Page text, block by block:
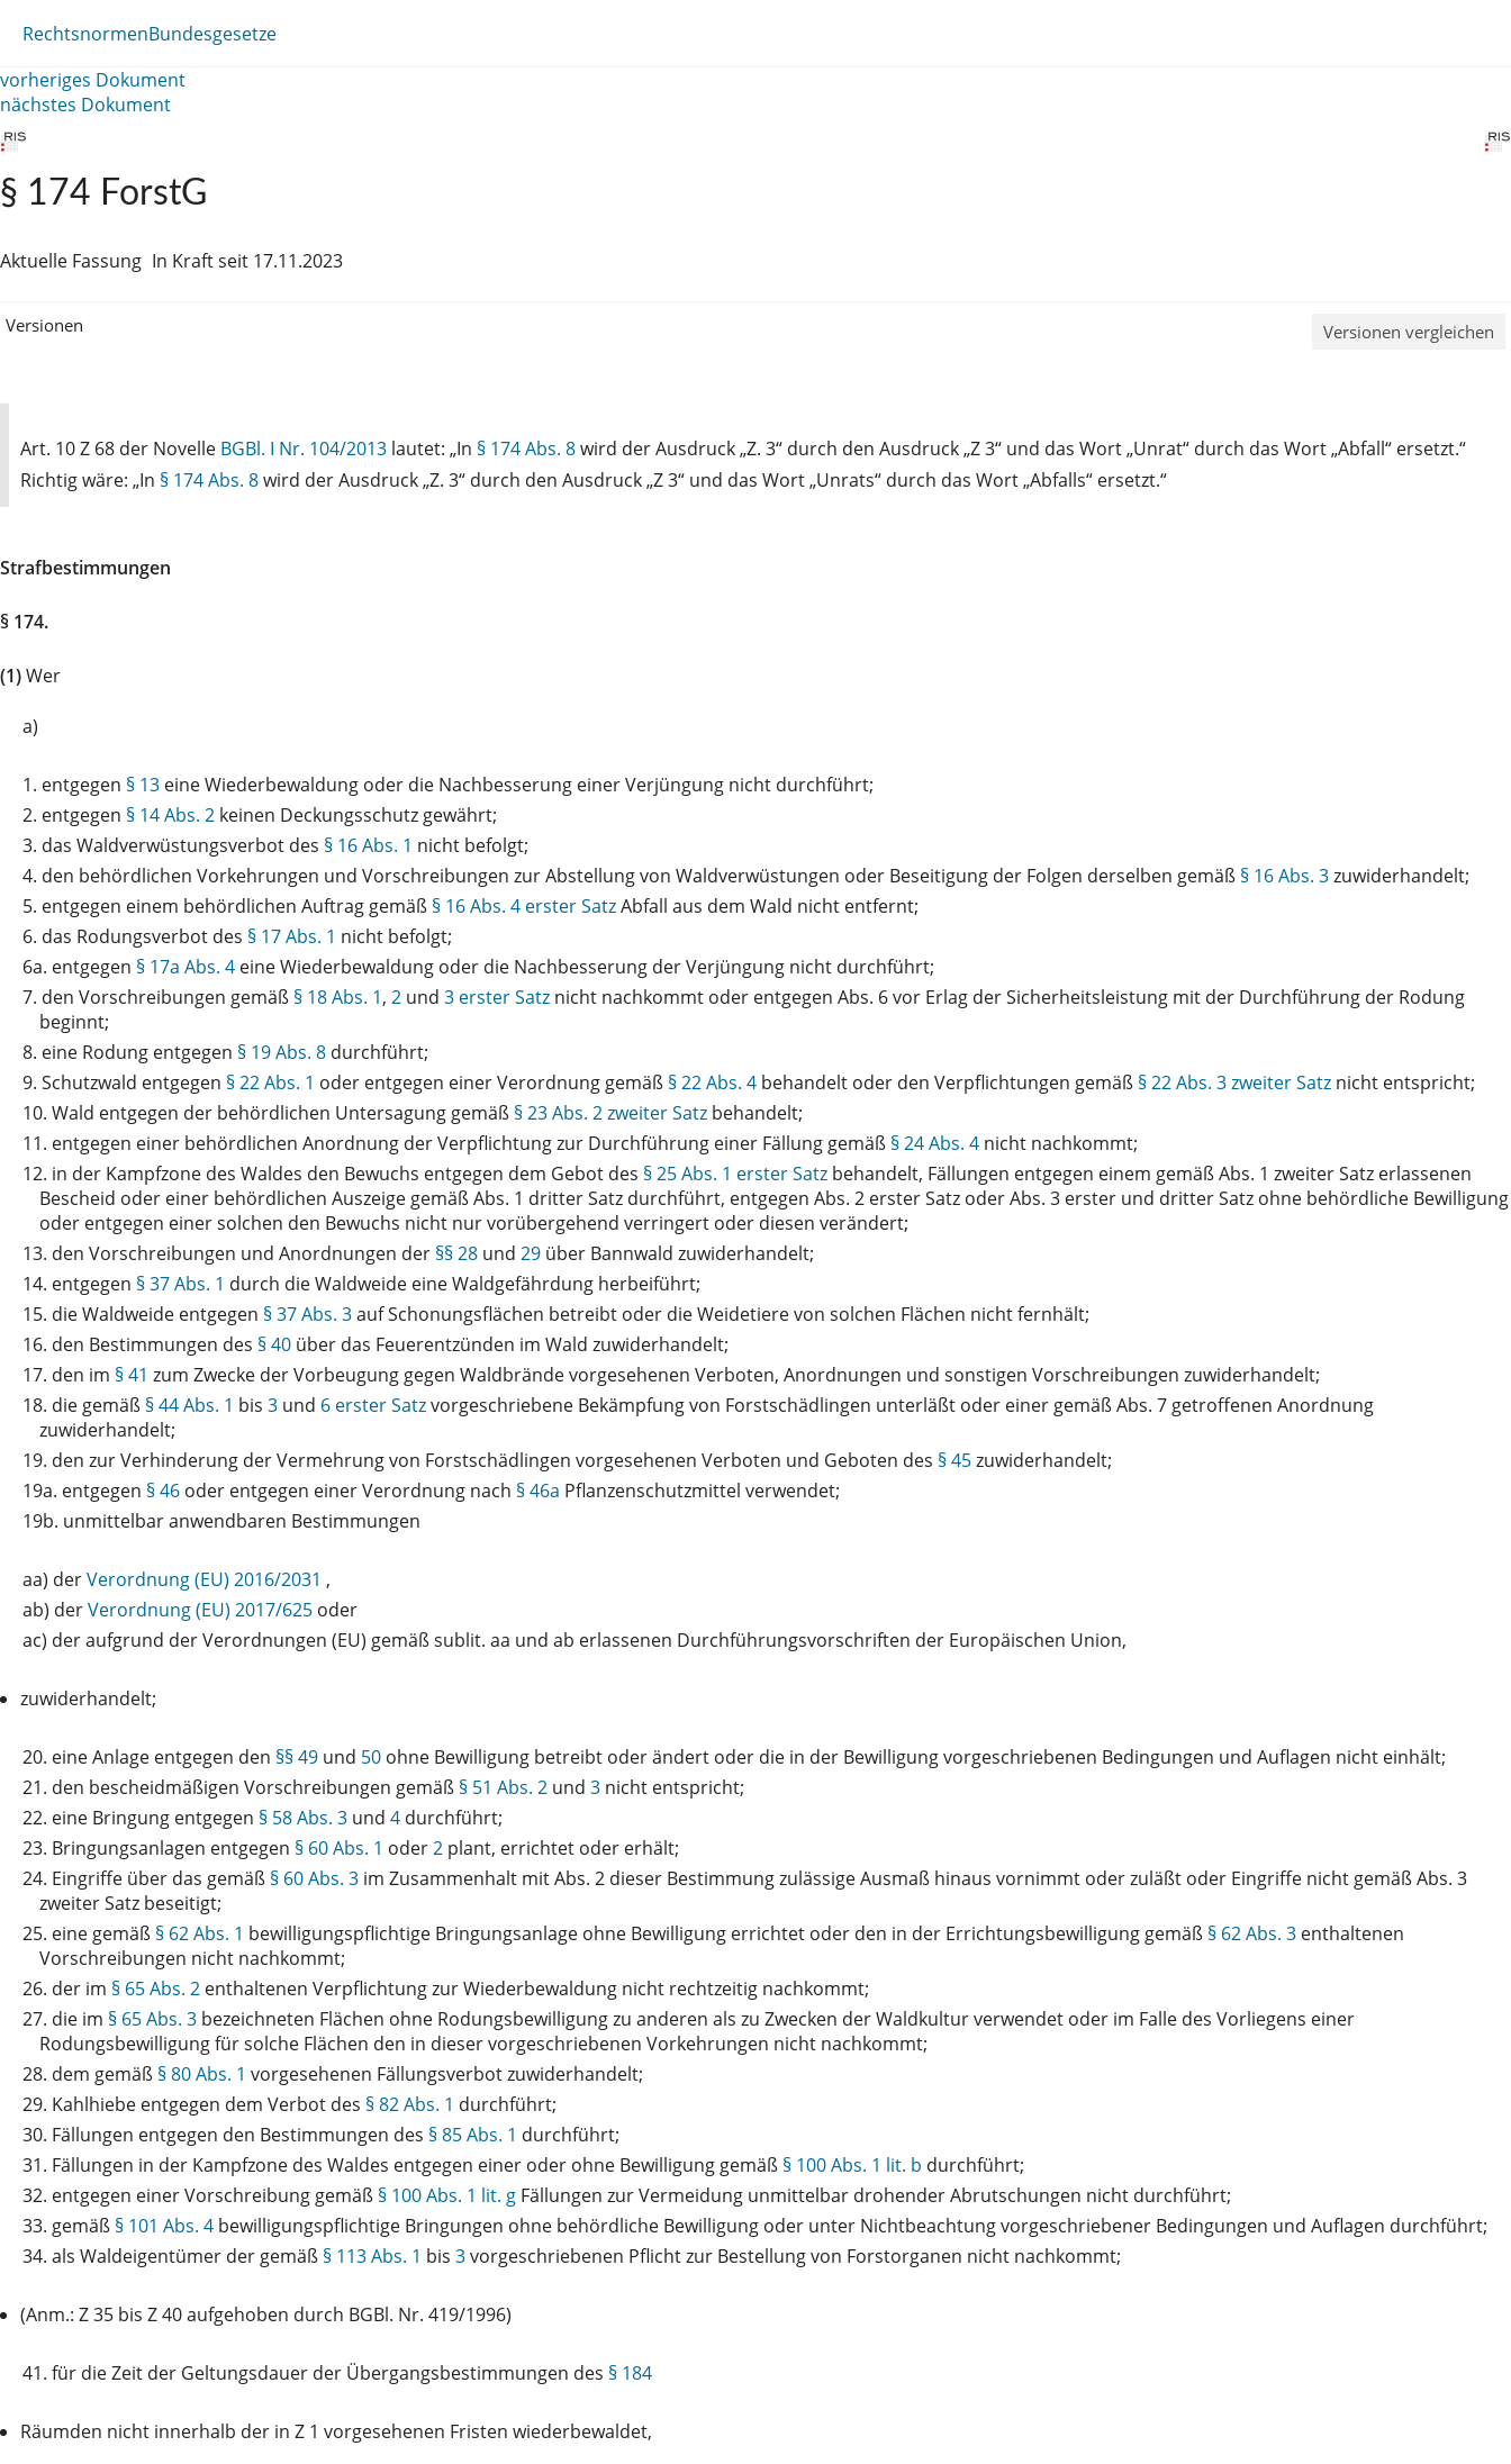
RechtsnormenBundesgesetze
vorheriges Dokument
nächstes Dokument
§ 174 ForstG
Aktuelle Fassung In Kraft seit 17.11.2023
Versionen Versionen vergleichen
Art. 10 Z 68 der Novelle BGBl. I Nr. 104/2013 lautet: „In § 174 Abs. 8wird der Ausdruck „Z. 3“ durch den Ausdruck „Z 3“ und das Wort „Unrat“ durch das Wort „Abfall“ ersetzt.“
Richtig wäre: „In § 174 Abs. 8wird der Ausdruck „Z. 3“ durch den Ausdruck „Z 3“ und das Wort „Unrats“ durch das Wort „Abfalls“ ersetzt.“
Strafbestimmungen
§ 174.
(1)Wer
a)
1. entgegen § 13 eine Wiederbewaldung oder die Nachbesserung einer Verjüngung nicht durchführt;
2. entgegen § 14 Abs. 2 keinen Deckungsschutz gewährt;
3. das Waldverwüstungsverbot des § 16 Abs. 1 nicht befolgt;
4. den behördlichen Vorkehrungen und Vorschreibungen zur Abstellung von Waldverwüstungen oder Beseitigung der Folgen derselben gemäß § 16 Abs. 3zuwiderhandelt;
5. entgegen einem behördlichen Auftrag gemäß § 16 Abs. 4 erster SatzAbfall aus dem Wald nicht entfernt;
6. das Rodungsverbot des § 17 Abs. 1 nicht befolgt;
6a. entgegen § 17a Abs. 4 eine Wiederbewaldung oder die Nachbesserung der Verjüngung nicht durchführt;
7. den Vorschreibungen gemäß § 18 Abs. 1, 2 und 3 erster Satz nicht nachkommt oder entgegen Abs. 6 vor Erlag der Sicherheitsleistung mit der Durchführung der Rodung
beginnt;
8. eine Rodung entgegen § 19 Abs. 8 durchführt;
9. Schutzwald entgegen § 22 Abs. 1 oder entgegen einer Verordnung gemäß § 22 Abs. 4 behandelt oder den Verpflichtungen gemäß § 22 Abs. 3 zweiter Satz nicht entspricht;
10. Wald entgegen der behördlichen Untersagung gemäß § 23 Abs. 2 zweiter Satz behandelt;
11. entgegen einer behördlichen Anordnung der Verpflichtung zur Durchführung einer Fällung gemäß § 24 Abs. 4 nicht nachkommt;
12. in der Kampfzone des Waldes den Bewuchs entgegen dem Gebot des § 25 Abs. 1 erster Satz behandelt, Fällungen entgegen einem gemäß Abs. 1 zweiter Satz erlassenen
Bescheid oder einer behördlichen Auszeige gemäß Abs. 1 dritter Satz durchführt, entgegen Abs. 2 erster Satz oder Abs. 3 erster und dritter Satz ohne behördliche Bewilligung
oder entgegen einer solchen den Bewuchs nicht nur vorübergehend verringert oder diesen verändert;
13. den Vorschreibungen und Anordnungen der §§ 28 und 29 über Bannwald zuwiderhandelt;
14. entgegen § 37 Abs. 1 durch die Waldweide eine Waldgefährdung herbeiführt;
15. die Waldweide entgegen § 37 Abs. 3auf Schonungsflächen betreibt oder die Weidetiere von solchen Flächen nicht fernhält;
16. den Bestimmungen des § 40 über das Feuerentzünden im Wald zuwiderhandelt;
17. den im § 41 zum Zwecke der Vorbeugung gegen Waldbrände vorgesehenen Verboten, Anordnungen und sonstigen Vorschreibungen zuwiderhandelt;
18. die gemäß § 44 Abs. 1 bis 3 und 6 erster Satzvorgeschriebene Bekämpfung von Forstschädlingen unterläßt oder einer gemäß Abs. 7 getroffenen Anordnung
zuwiderhandelt;
19. den zur Verhinderung der Vermehrung von Forstschädlingen vorgesehenen Verboten und Geboten des § 45zuwiderhandelt;
19a. entgegen § 46 oder entgegen einer Verordnung nach § 46a Pflanzenschutzmittel verwendet;
19b. unmittelbar anwendbaren Bestimmungen
aa) derVerordnung (EU) 2016/2031 ,
ab) derVerordnung (EU) 2017/625 oder
ac) der aufgrund der Verordnungen (EU) gemäß sublit. aa und ab erlassenen Durchführungsvorschriften der Europäischen Union,
zuwiderhandelt;
20. eine Anlage entgegen den §§ 49 und 50 ohne Bewilligung betreibt oder ändert oder die in der Bewilligung vorgeschriebenen Bedingungen und Auflagen nicht einhält;
21. den bescheidmäßigen Vorschreibungen gemäß § 51 Abs. 2 und 3 nicht entspricht;
22. eine Bringung entgegen § 58 Abs. 3 und 4 durchführt;
23. Bringungsanlagen entgegen § 60 Abs. 1 oder2 plant, errichtet oder erhält;
24. Eingriffe über das gemäß § 60 Abs. 3 im Zusammenhalt mit Abs. 2 dieser Bestimmung zulässige Ausmaß hinaus vornimmt oder zuläßt oder Eingriffe nicht gemäß Abs. 3
zweiter Satz beseitigt;
25. eine gemäß § 62 Abs. 1 bewilligungspflichtige Bringungsanlage ohne Bewilligung errichtet oder den in der Errichtungsbewilligung gemäß § 62 Abs. 3 enthaltenen
Vorschreibungen nicht nachkommt;
26. der im § 65 Abs. 2 enthaltenen Verpflichtung zur Wiederbewaldung nicht rechtzeitig nachkommt;
27. die im § 65 Abs. 3 bezeichneten Flächen ohne Rodungsbewilligung zu anderen als zu Zwecken der Waldkultur verwendet oder im Falle des Vorliegens einer
Rodungsbewilligung für solche Flächen den in dieser vorgeschriebenen Vorkehrungen nicht nachkommt;
28. dem gemäß § 80 Abs. 1 vorgesehenen Fällungsverbot zuwiderhandelt;
29. Kahlhiebe entgegen dem Verbot des § 82 Abs. 1 durchführt;
30. Fällungen entgegen den Bestimmungen des § 85 Abs. 1 durchführt;
31. Fällungen in der Kampfzone des Waldes entgegen einer oder ohne Bewilligung gemäß § 100 Abs. 1 lit. b durchführt;
32. entgegen einer Vorschreibung gemäß § 100 Abs. 1 lit. g Fällungen zur Vermeidung unmittelbar drohender Abrutschungen nicht durchführt;
33. gemäß § 101 Abs. 4 bewilligungspflichtige Bringungen ohne behördliche Bewilligung oder unter Nichtbeachtung vorgeschriebener Bedingungen und Auflagen durchführt;
34. als Waldeigentümer der gemäß § 113 Abs. 1 bis 3vorgeschriebenen Pflicht zur Bestellung von Forstorganen nicht nachkommt;
(Anm.: Z 35 bis Z 40 aufgehoben durch BGBl. Nr. 419/1996)
41. für die Zeit der Geltungsdauer der Übergangsbestimmungen des § 184
Räumden nicht innerhalb der in Z 1 vorgesehenen Fristen wiederbewaldet,